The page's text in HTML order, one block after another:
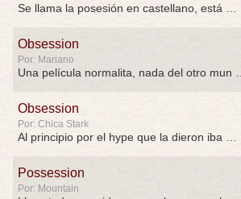
Se llama la posesión en castellano, está …
Obsession
Por: Mariano
Una película normalita, nada del otro mun …
Obsession
Por: Chica Stark
Al principio por el hype que la dieron iba …
Possession
Por: Mountain